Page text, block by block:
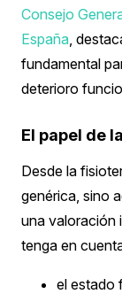
Consejo
España,
fundamental
deterioro
El papel de
Desde la
genérica, sino
una valoración
tenga en
el estado